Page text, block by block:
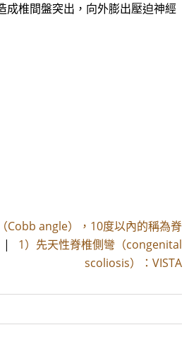
成椎間盤突出，向外膨出壓迫神經
Cobb angle），10度以內的稱為脊
| 1）先天性脊椎側彎（congenital
scoliosis）：VISTA